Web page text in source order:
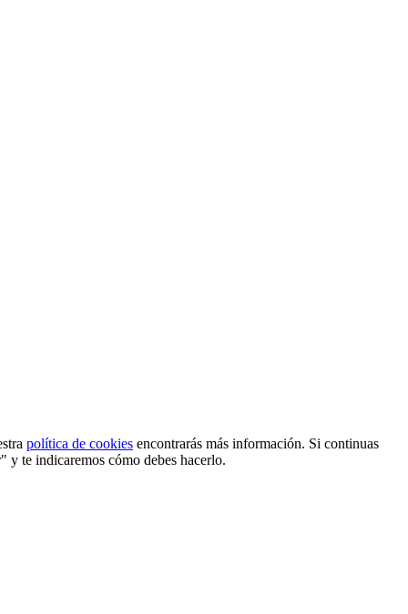
política de cookies encontrarás más información. Si continuas
y te indicaremos cómo debes hacerlo.